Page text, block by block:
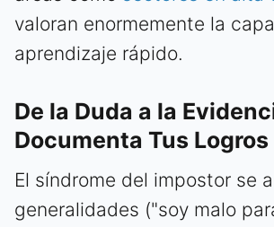
valoran enormemente la
aprendizaje rápido.
De la Duda a la
Documenta Tus Logros
El síndrome del impostor se
generalidades ("soy malo